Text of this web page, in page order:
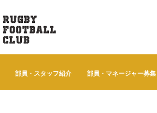
部員・スタッフ紹介 部員・マネージャー募集